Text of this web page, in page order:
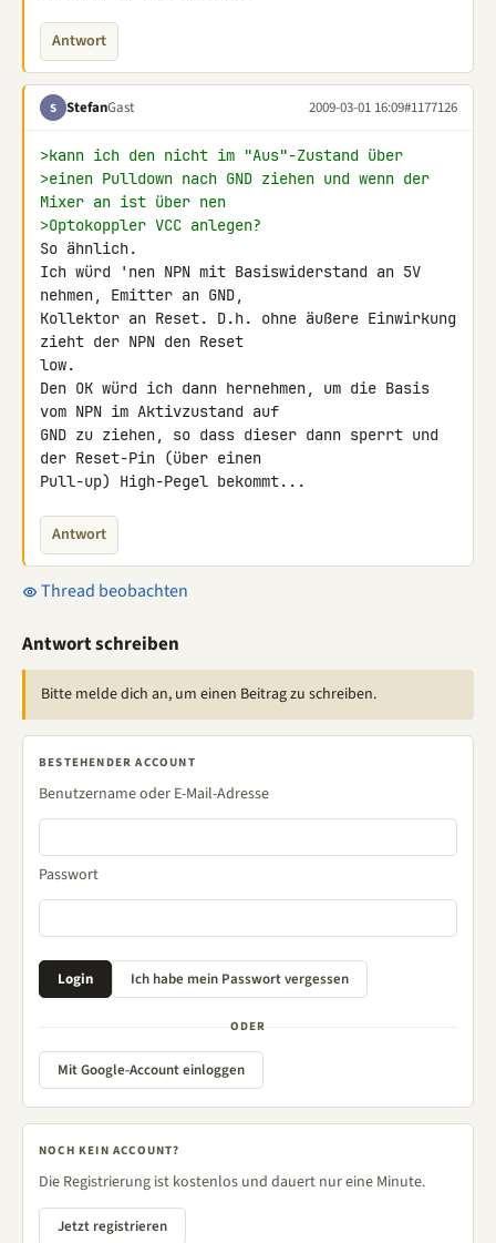
Antwort
S StefanGast 2009-03-01 16:09#1177126
>kann ich den nicht im "Aus"-Zustand über
>einen Pulldown nach GND ziehen und wenn der
Mixer an ist über nen
>Optokoppler VCC anlegen?
So ähnlich.
Ich würd 'nen NPN mit Basiswiderstand an 5V
nehmen, Emitter an GND,
Kollektor an Reset. D.h. ohne äußere Einwirkung
zieht der NPN den Reset
low.
Den OK würd ich dann hernehmen, um die Basis
vom NPN im Aktivzustand auf
GND zu ziehen, so dass dieser dann sperrt und
der Reset-Pin (über einen
Pull-up) High-Pegel bekommt...
Antwort
Thread beobachten
Antwort schreiben
Bitte melde dich an, um einen Beitrag zu schreiben.
BESTEHENDER ACCOUNT
Benutzername oder E-Mail-Adresse
Passwort
ODER
Mit Google-Account einloggen
NOCH KEIN ACCOUNT?
Die Registrierung ist kostenlos und dauert nur eine Minute.
Jetzt registrieren